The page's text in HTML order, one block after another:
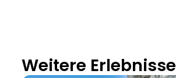
Weitere Erlebnisse